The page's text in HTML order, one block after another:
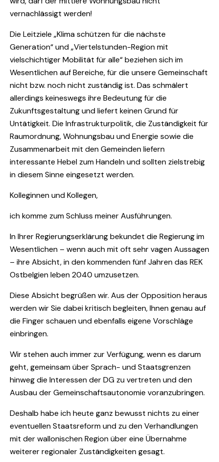
vernachlässigt werden!
Die Leitziele „Klima schützen für die nächste
Generation“ und „Viertelstunden-Region mit
vielschichtiger Mobilität für alle“ beziehen sich im
Wesentlichen auf Bereiche, für die unsere Gemeinschaft
nicht bzw. noch nicht zuständig ist. Das schmälert
allerdings keineswegs ihre Bedeutung für die
Zukunftsgestaltung und liefert keinen Grund für
Untätigkeit. Die Infrastrukturpolitik, die Zuständigkeit für
Raumordnung, Wohnungsbau und Energie sowie die
Zusammenarbeit mit den Gemeinden liefern
interessante Hebel zum Handeln und sollten zielstrebig
in diesem Sinne eingesetzt werden.
Kolleginnen und Kollegen,
ich komme zum Schluss meiner Ausführungen.
In Ihrer Regierungserklärung bekundet die Regierung im
Wesentlichen – wenn auch mit oft sehr vagen Aussagen
– ihre Absicht, in den kommenden fünf Jahren das REK
Ostbelgien leben 2040 umzusetzen.
Diese Absicht begrüßen wir. Aus der Opposition heraus
werden wir Sie dabei kritisch begleiten, Ihnen genau auf
die Finger schauen und ebenfalls eigene Vorschläge
einbringen.
Wir stehen auch immer zur Verfügung, wenn es darum
geht, gemeinsam über Sprach- und Staatsgrenzen
hinweg die Interessen der DG zu vertreten und den
Ausbau der Gemeinschaftsautonomie voranzubringen.
Deshalb habe ich heute ganz bewusst nichts zu einer
eventuellen Staatsreform und zu den Verhandlungen
mit der wallonischen Region über eine Übernahme
weiterer regionaler Zuständigkeiten gesagt.